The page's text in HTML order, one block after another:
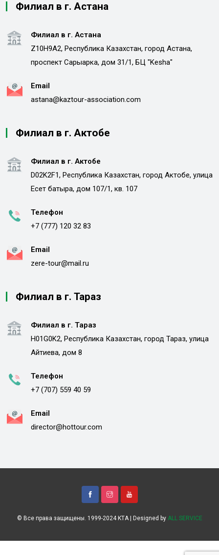
Филиал в г. Астана
Филиал в г. Астана
Z10H9A2, Республика Казахстан, город Астана,
проспект Сарыарка, дом 31/1, БЦ "Kesha"
Email
astana@kaztour-association.com
Филиал в г. Актобе
Филиал в г. Актобе
D02K2F1, Республика Казахстан, город Актобе, улица
Есет батыра, дом 107/1, кв. 107
Телефон
+7 (777) 120 32 83
Email
zere-tour@mail.ru
Филиал в г. Тараз
Филиал в г. Тараз
H01G0K2, Республика Казахстан, город Тараз, улица
Айтиева, дом 8
Телефон
+7 (707) 559 40 59
Email
director@hottour.com
© Все права защищены. 1999-2024 KTA | Designed by ALL SERVICE